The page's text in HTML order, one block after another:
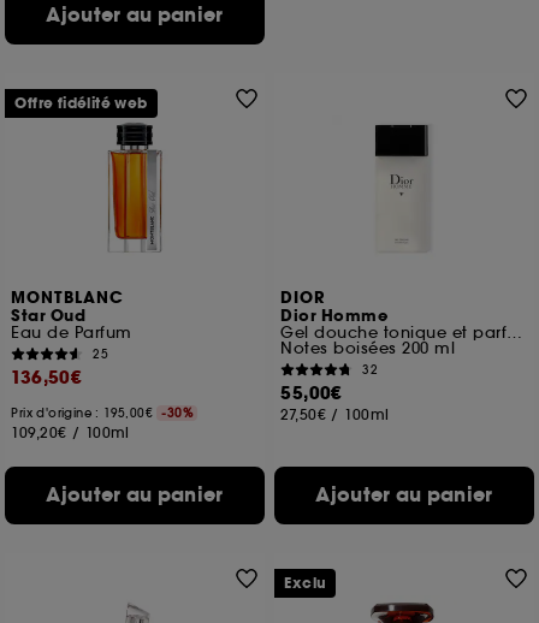
Ajouter au panier
MONTBLANC
Star Oud
Eau de Parfum
25
136,50€
Prix d'origine : 195,00€ -30%
109,20€ / 100ml
Ajouter au panier
Offre fidélité web
DIOR
Dior Homme
Gel douche tonique et parfumé pour homme
Notes boisées 200 ml
32
55,00€
27,50€ / 100ml
Ajouter au panier
Exclu